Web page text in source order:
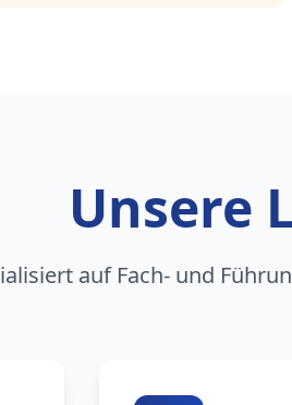
Unsere
auf Fach- und